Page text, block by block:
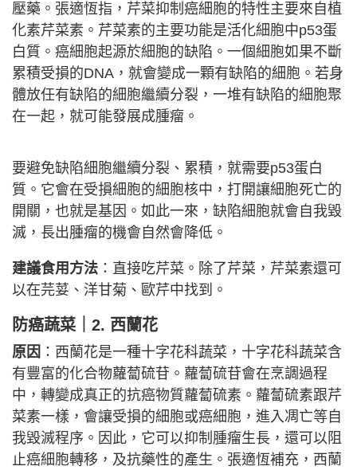
壓藥。張適恆指，芹菜抑制癌細胞的特性主要來自植
化素芹菜素。芹菜素的主要功能是活化細胞中p53蛋
白質。癌細胞起源於細胞的缺陷。一個細胞如果不斷
累積受損的DNA，就會變成一顆有缺陷的細胞。若身
體放任有缺陷的細胞繼續分裂，一堆有缺陷的細胞聚
在一起，就可能發展成腫瘤。
要避免缺陷細胞繼續分裂、累積，就需要p53蛋白
質。它會在受損細胞的細胞核中，打開讓細胞死亡的
開關，也就是基因。如此一來，缺陷細胞就會自我毀
滅，長出腫瘤的機會自然會降低。
建議食用方法 ：直接吃芹菜。除了芹菜，芹菜素還可
以在芫荽、洋甘菊、歐芹中找到。
防癌蔬菜｜ 2. 西蘭花
原因 ：西蘭花是一種十字花科蔬菜，十字花科蔬菜含
有豐富的化合物蘿蔔硫苷。蘿蔔硫苷會在烹調過程
中，轉變成真正的抗癌物質蘿蔔硫素。蘿蔔硫素跟芹
菜素一樣，會讓受損的細胞或癌細胞，進入凋亡等自
我毀滅程序。因此，它可以抑制腫瘤生長，還可以阻
止癌細胞轉移，及抗藥性的產生。張適恆補充，西蘭